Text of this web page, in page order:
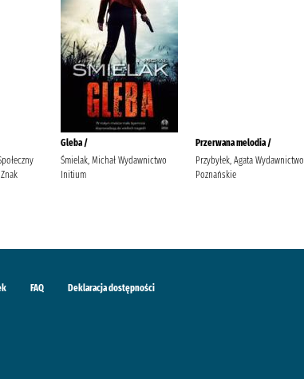
Gleba /
Śmielak, Michał Wydawnictwo
Initium
Przerwana melodia /
Przybyłek, Agata Wydawnictwo
Poznańskie
FAQ Deklaracja dostępności